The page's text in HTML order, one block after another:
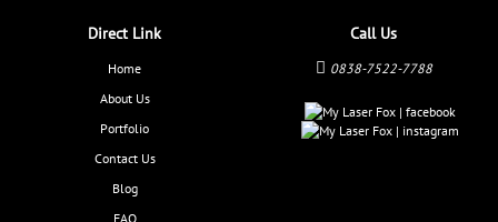
Direct Link
Home
About Us
Portfolio
Contact Us
Blog
FAQ
Call Us
0838-7522-7788